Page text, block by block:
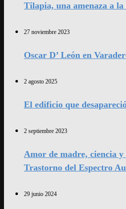
Tilapia, una amenaza a
27 noviembre 2023
Oscar D’ León en
2 agosto 2025
El edificio que
2 septiembre 2023
Amor de madre, ciencia
Trastorno del Espectro
29 junio 2024